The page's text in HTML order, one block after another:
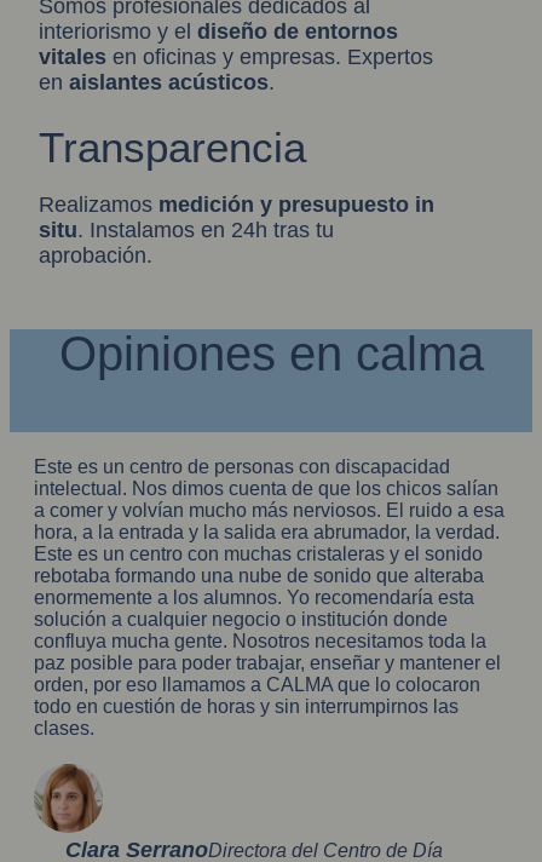
Somos profesionales dedicados al
interiorismo y el diseño de entornos
vitales en oficinas y empresas. Expertos
en aislantes acústicos.
Transparencia
Realizamos medición y presupuesto in
situ. Instalamos en 24h tras tu
aprobación.
Opiniones en calma
Este es un centro de personas con discapacidad
intelectual. Nos dimos cuenta de que los chicos salían
a comer y volvían mucho más nerviosos. El ruido a esa
hora, a la entrada y la salida era abrumador, la verdad.
Este es un centro con muchas cristaleras y el sonido
rebotaba formando una nube de sonido que alteraba
enormemente a los alumnos. Yo recomendaría esta
solución a cualquier negocio o institución donde
confluya mucha gente. Nosotros necesitamos toda la
paz posible para poder trabajar, enseñar y mantener el
orden, por eso llamamos a CALMA que lo colocaron
todo en cuestión de horas y sin interrumpirnos las
clases.
Clara SerranoDirectora del Centro de Día